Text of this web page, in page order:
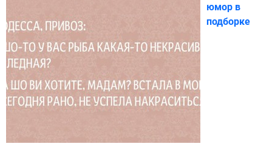
юмор в
подборке